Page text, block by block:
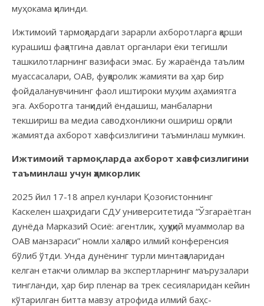
муҳокама қилинди.
Ижтимоий тармоқлардаги зарарли ахборотларга қарши
курашиш фақатгина давлат органлари ёки тегишли
ташкилотларнинг вазифаси эмас. Бу жараёнда таълим
муассасалари, ОАВ, фуқаролик жамияти ва ҳар бир
фойдаланувчининг фаол иштироки муҳим аҳамиятга
эга. Ахборотга танқидий ёндашиш, манбаларни
текшириш ва медиа саводхонликни ошириш орқали
жамиятда ахборот хавфсизлигини таъминлаш мумкин.
Ижтимоий тармоқларда ахборот хавфсизлигини
таъминлаш учун ҳамкорлик
2025 йил 17-18 апрел кунлари Қозоғистоннинг
Каскелен шаҳридаги СДУ университетида “Ўзгараётган
дунёда Марказий Осиё: агентлик, ҳуқуқий муаммолар ва
ОАВ манзараси” номли халқаро илмий конференсия
бўлиб ўтди. Унда дунёнинг турли минтақаларидан
келган етакчи олимлар ва экспертларнинг маърузалари
тингланди, ҳар бир пленар ва трек сесияларидан кейин
кўтарилган битта мавзу атрофида илмий баҳс-